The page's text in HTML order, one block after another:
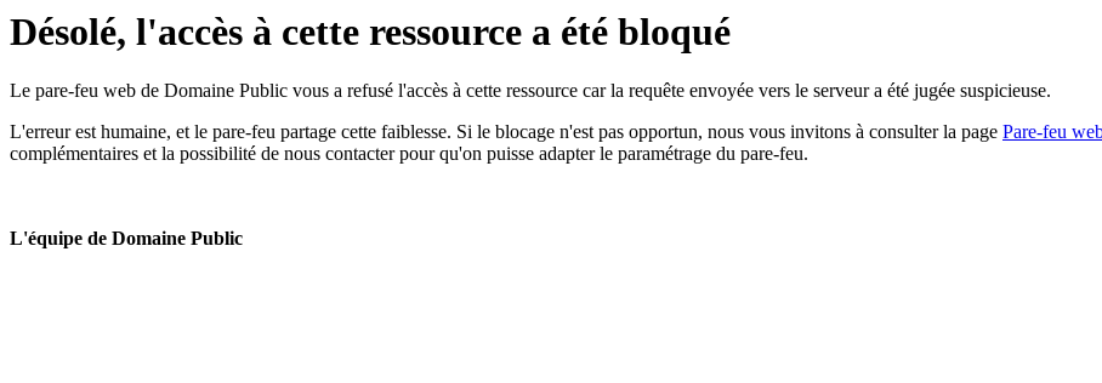
Désolé, l'accès à cette ressource a été bloqué
Le pare-feu web de Domaine Public vous a refusé l'accès à cette ressource car la requête envoyée vers le serveur a été jugée suspicieuse.
L'erreur est humaine, et le pare-feu partage cette faiblesse. Si le blocage n'est pas opportun, nous vous invitons à consulter la page Pare-feu
complémentaires et la possibilité de nous contacter pour qu'on puisse adapter le paramétrage du pare-feu.
L'équipe de Domaine Public